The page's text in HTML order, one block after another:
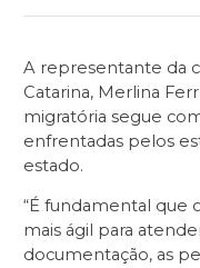
A representante da
Catarina, Merlina
migratória segue
enfrentadas pelos
estado.
“É fundamental que
mais ágil para
documentação, as